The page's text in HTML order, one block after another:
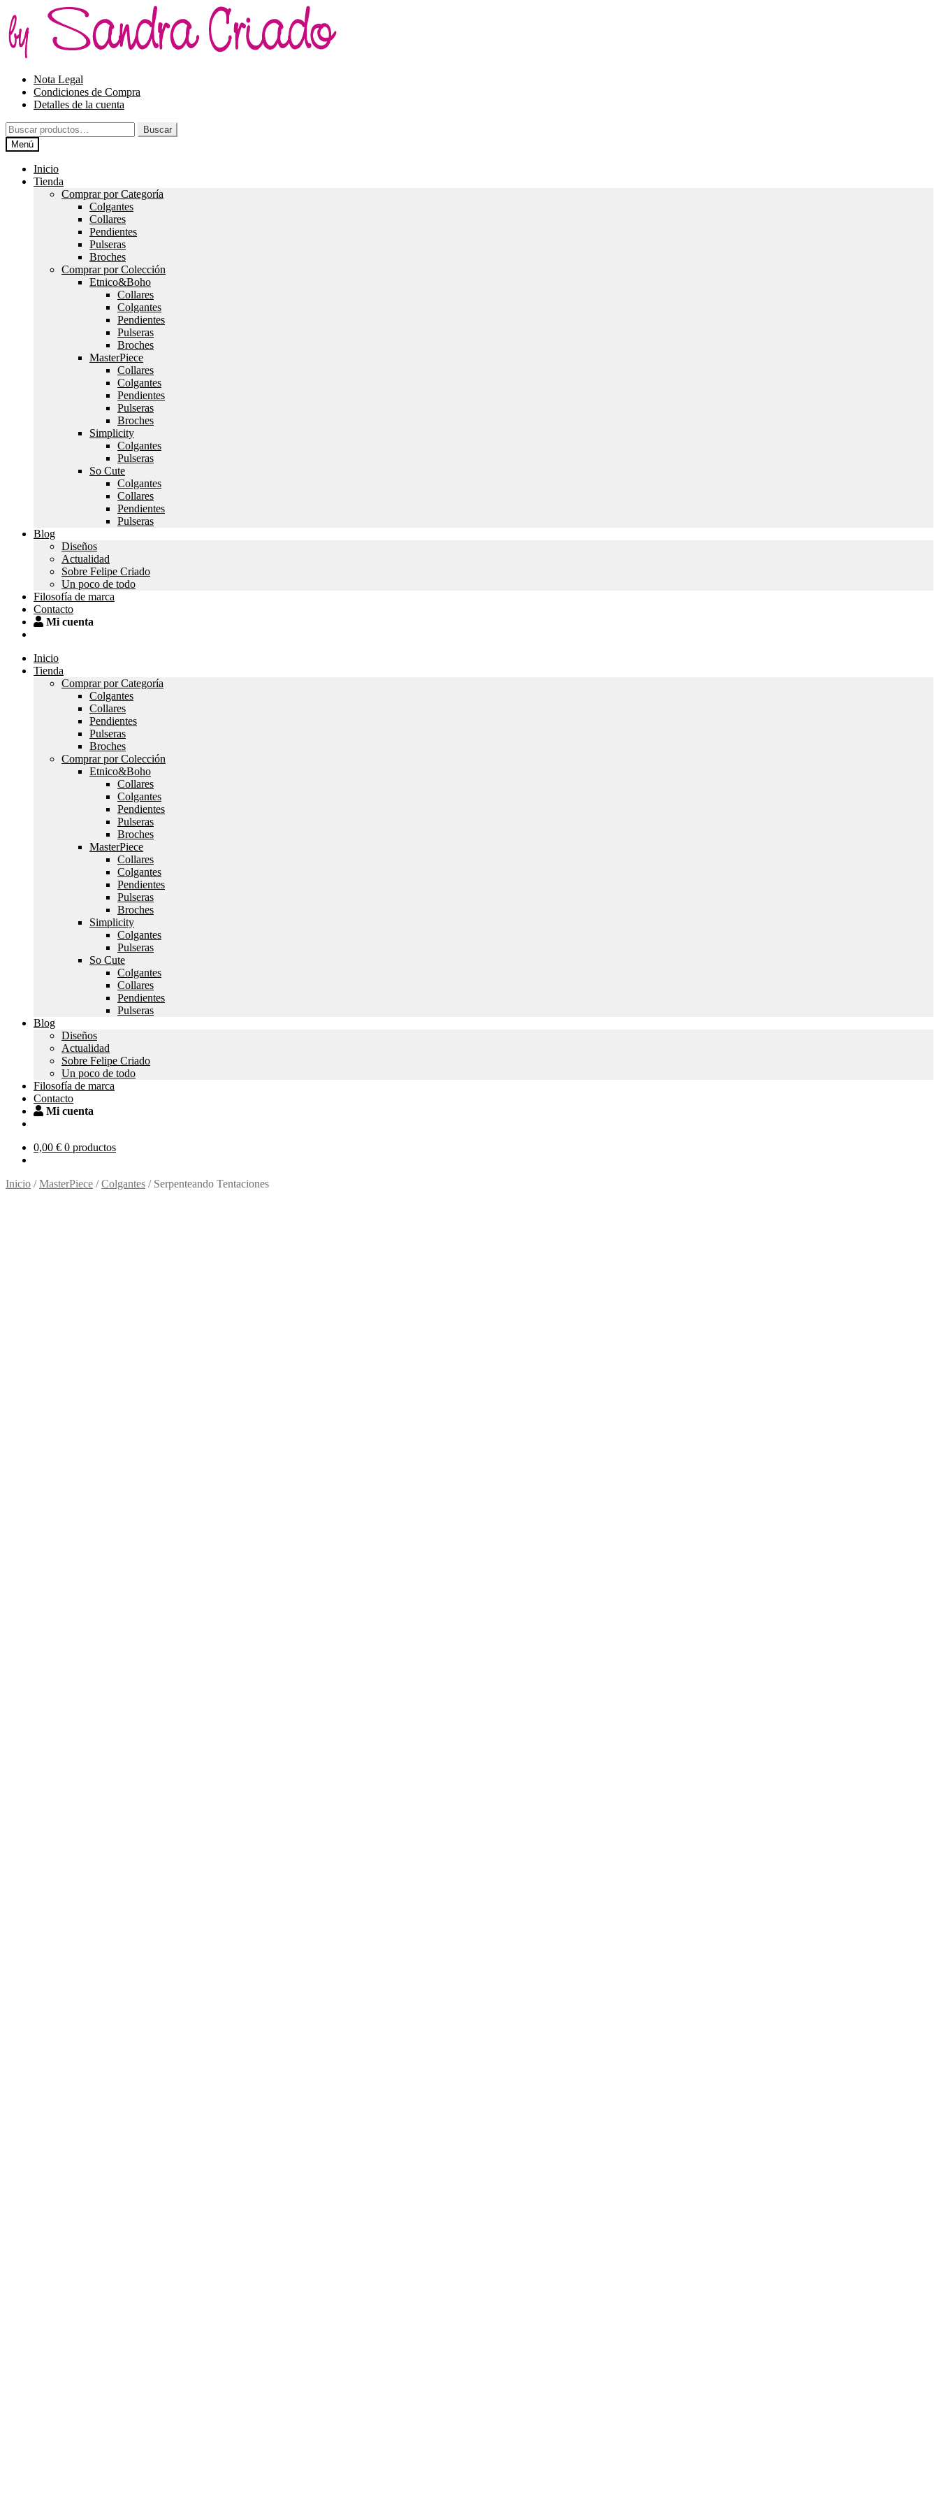
la
navegación
al
contenido
Nota Legal
Condiciones de Compra
Detalles de la cuenta
Buscar
por:
Buscar
Menú
Inicio
Tienda
Comprar por Categoría
Colgantes
Collares
Pendientes
Pulseras
Broches
Comprar por Colección
Etnico&Boho
Collares
Colgantes
Pendientes
Pulseras
Broches
MasterPiece
Collares
Colgantes
Pendientes
Pulseras
Broches
Simplicity
Colgantes
Pulseras
So Cute
Colgantes
Collares
Pendientes
Pulseras
Blog
Diseños
Actualidad
Sobre Felipe Criado
Un poco de todo
Filosofía de marca
Contacto
Mi cuenta
Inicio
Tienda
Comprar por Categoría
Colgantes
Collares
Pendientes
Pulseras
Broches
Comprar por Colección
Etnico&Boho
Collares
Colgantes
Pendientes
Pulseras
Broches
MasterPiece
Collares
Colgantes
Pendientes
Pulseras
Broches
Simplicity
Colgantes
Pulseras
So Cute
Colgantes
Collares
Pendientes
Pulseras
Blog
Diseños
Actualidad
Sobre Felipe Criado
Un poco de todo
Filosofía de marca
Contacto
Mi cuenta
0,00 € 0 productos
Inicio /MasterPiece /Colgantes / Serpenteando Tentaciones